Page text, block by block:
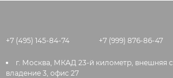
+7 (495) 145-84-74 +7 (999) 876-86-47
г. Москва, МКАД 23-й километр, внешняя
владение 3, офис 27